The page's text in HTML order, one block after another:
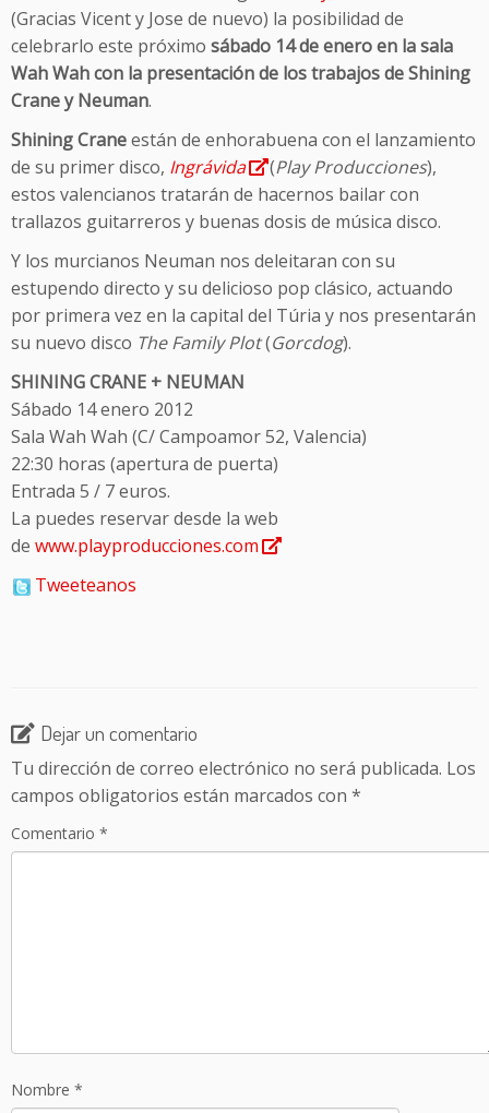
(Gracias Vicent y Jose de nuevo) la posibilidad de
celebrarlo este próximo sábado 14 de enero en la sala
Wah Wah con la presentación de los trabajos de Shining
Crane y Neuman.
Shining Craneestán de enhorabuena con el lanzamiento
de su primer disco, Ingrávida (Play Producciones),
estos valencianos tratarán de hacernos bailar con
trallazos guitarreros y buenas dosis de música disco.
Y los murcianos Neuman nos deleitaran con su
estupendo directo y su delicioso pop clásico, actuando
por primera vez en la capital del Túria y nos presentarán
su nuevo disco The Family Plot(Gorcdog).
SHINING CRANE + NEUMAN
Sábado 14 enero 2012
Sala Wah Wah (C/ Campoamor 52, Valencia)
22:30 horas (apertura de puerta)
Entrada 5 / 7 euros.
La puedes reservar desde la web
de www.playproducciones.com
Tweeteanos
Dejar un comentario
Tu dirección de correo electrónico no será publicada. Los
campos obligatorios están marcados con *
Comentario *
Nombre *